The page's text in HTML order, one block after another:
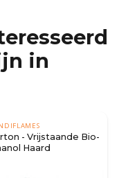
in
- Vrijstaande Bio-
Haard